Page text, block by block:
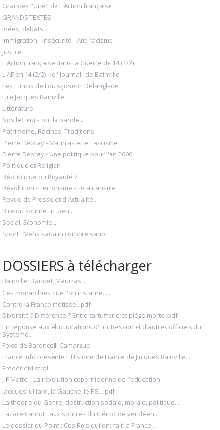
Grandes "Une" de L'Action française
GRANDS TEXTES
Idées, débats...
Immigration - Insécurité - Anti racisme
Justice
L'Action française dans la Guerre de 14 (1/2)
L'AF en 14 (2/2) : le "Journal" de Bainville
Les Lundis de Louis-Joseph Delanglade
Lire Jacques Bainville
Littérature
Nos lecteurs ont la parole...
Patrimoine, Racines, Traditions
Pierre Debray - Maurras et le Fascisme
Pierre Debray - Une politique pour l'an 2000
Politique et Religion
République ou Royauté ?
Révolution - Terrorisme - Totalitarisme
Revue de Presse et d'Actualité...
Rire ou sourire un peu...
Social, Économie...
Sport : Mens sana in corpore sano
DOSSIERS à télécharger
Bainville, Daudet, Maurras....
Ces monarchies que l'on instaure.....
Contre la France métisse...pdf
Diversité ? Différence ? Entre tartufferie et piège mortel.pdf
En réponse aux élucubrations d'Eric Besson et d'autres officiels du
Système...
Folco de Baroncelli Camargue
France info présente L'Histoire de France de Jacques Bainville...
Frédéric Mistral
J-F Mattéi : La révolution copernicienne de l'education.
Jacques Julliard, la Gauche, le PS....pdf
La théorie du Genre, destruction sociale, morale, politique....
Lazare Carnot : aux sources du Génocide vendéen...
Le dossier du Point : Ces Rois qui ont fait la France...